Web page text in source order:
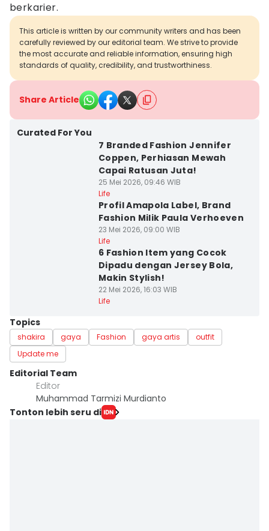
berkarier.
This article is written by our community writers and has been
carefully reviewed by our editorial team. We strive to provide
the most accurate and reliable information, ensuring high
standards of quality, credibility, and trustworthiness.
Share Article
Curated For You
7 Branded Fashion Jennifer
Coppen, Perhiasan Mewah
Capai Ratusan Juta!
25 Mei 2026, 09:46 WIB
Life
Profil Amapola Label, Brand
Fashion Milik Paula Verhoeven
23 Mei 2026, 09:00 WIB
Life
6 Fashion Item yang Cocok
Dipadu dengan Jersey Bola,
Makin Stylish!
22 Mei 2026, 16:03 WIB
Life
Topics
shakira gaya Fashion gaya artis
outfit
Update me
Editorial Team
Editor
Muhammad Tarmizi Murdianto
Tonton lebih seru di